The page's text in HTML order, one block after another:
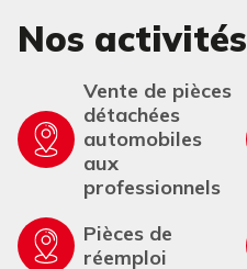
Nos activités
Vente de pièces
détachées
automobiles
aux
professionnels
Pièces de
réemploi